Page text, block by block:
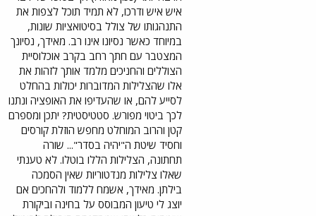
איש איש ודרכו, לא תמיד תוכל לצפות את
התנהגותו של צולל בסיטואציות שונות,
במיוחד כאשר נסיונו אינו רב. מאידך, נסיונך
המצטבר עם חתך רחב בקרב אוכלוסיית
הצוללים והחניכים מלמד אותך לזהות את
אלו שהצלילות המדוברות יכולות בהחלט
לסייע להם, או שהעדיפו את האופציה ונתנו
לכך ביטוי מפורש. סטטיסטית? יתכן ומספרם
קטן והרוב המוחלט מחפש הוזלת קורסים
וחסיד שיטת ה"יהיה בסדר"... שורה
תחתונה, הצלילות הללו בוטלו. לא טענתי
שאלו צלילות מנדטוריות שאין הסמכה
בילתן. מאידך, אשמח ללמוד ולהחכים אם
יוצג לי טיעון המבוסס על בחינה וביקורת